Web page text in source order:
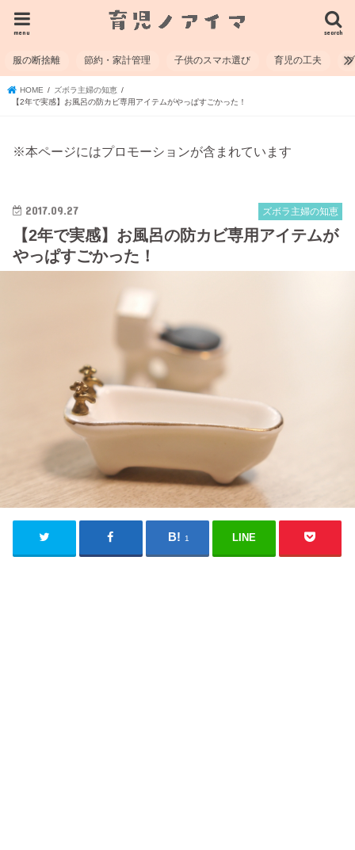
search
menu
服の断捨離 節約・家計管理 子供のスマホ選び 育児の工夫
HOME
ズボラ主婦の知恵
【2年で実感】お風呂の防カビ専用アイテムがやっぱすごかった！
※本ページにはプロモーションが含まれています
ズボラ主婦の知恵
2017.09.27
【2年で実感】お風呂の防カビ専用アイテムが
やっぱすごかった！
1 LINE